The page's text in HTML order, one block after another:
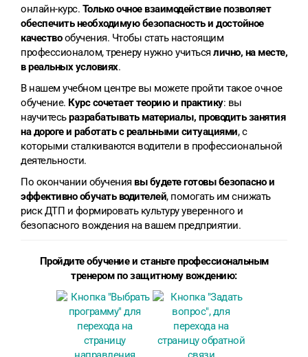
онлайн-курс. Только очное взаимодействие позволяет
обеспечить необходимую безопасность и достойное
качествообучения. Чтобы стать настоящим
профессионалом, тренеру нужно учиться лично, на месте,
в реальных условиях.
В нашем учебном центре вы можете пройти такое очное
обучение. Курс сочетает теорию и практику: вы
научитесьразрабатывать материалы, проводить занятия
на дороге и работать с реальными ситуациями, с
которыми сталкиваются водители в профессиональной
деятельности.
По окончании обучения вы будете готовы безопасно и
эффективно обучать водителей, помогать им снижать
риск ДТП и формировать культуру уверенного и
безопасного вождения на вашем предприятии.
Пройдите обучение и станьте профессиональным
тренером по защитному вождению: